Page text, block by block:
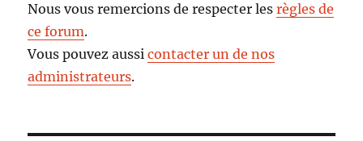
Nous vous remercions de respecter lesrègles de
ce forum.
Vous pouvez aussicontacter un de nos
administrateurs.